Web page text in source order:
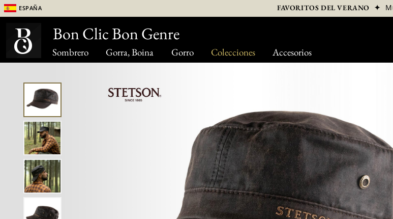
Sombrero Gorra, Boina Gorro Colecciones Accesorios
España FAVORITOS DEL VERANO ✦
Bon Clic Bon Genre